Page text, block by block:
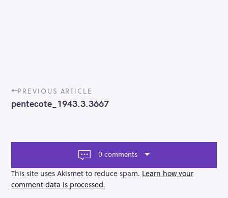
P
s
a
g
a
t
PREVIOUS ARTICLE
pentecote_1943.3.3667
0 comments
This site uses Akismet to reduce spam. Learn how your
comment data is processed.